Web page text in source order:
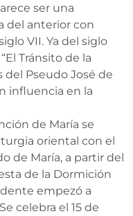
ser una
del anterior con
VII. Ya del siglo
Tránsito de la
del Pseudo José de
influencia en la
de María se
oriental con el
de María, a partir del
de la Dormición
empezó a
celebra el 15 de